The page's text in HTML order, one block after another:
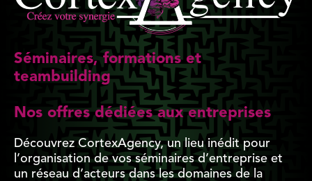
Séminaires, formations et
teambuilding
Nos offres dédiées aux entreprises
Découvrez CortexAgency, un lieu inédit pour
l’organisation de vos séminaires d’entreprise et
un réseau d’acteurs dans les domaines de la